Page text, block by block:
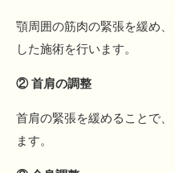
顎周囲の筋肉の緊張を緩め、
した施術を行います。
② 首肩の調整
首肩の緊張を緩めることで、
ます。